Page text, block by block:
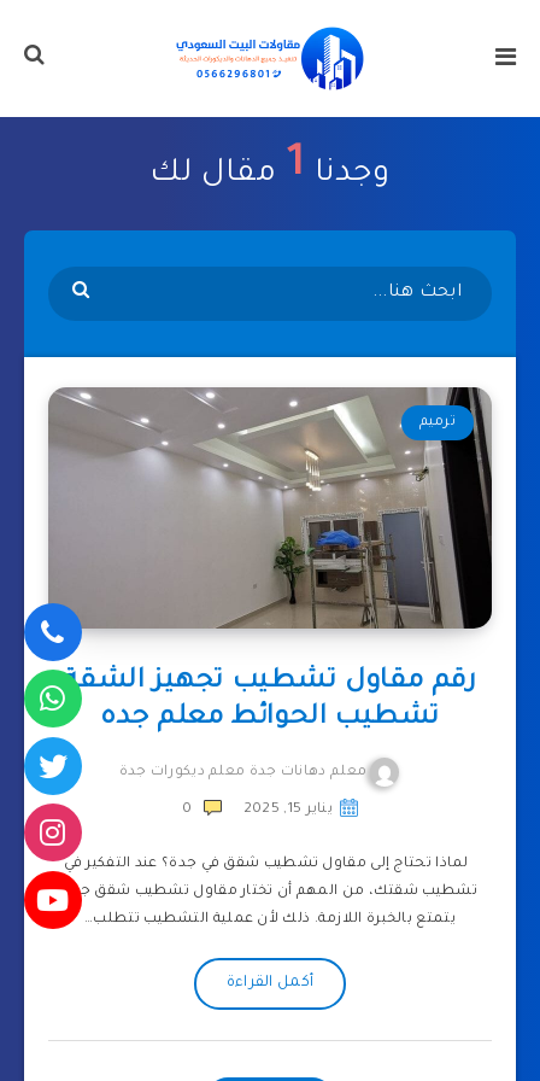
وجدنا 1 مقال لك
ترميم
رقم مقاول تشطيب تجهيز الشقة
تشطيب الحوائط معلم جده
معلم دهانات جدة معلم ديكورات جدة
يناير 15, 2025 0
لماذا تحتاج إلى مقاول تشطيب شقق في جدة؟ عند التفكير في
تشطيب شقتك، من المهم أن تختار مقاول تشطيب شقق جدة
يتمتع بالخبرة اللازمة. ذلك لأن عملية التشطيب تتطلب…
أكمل القراءة